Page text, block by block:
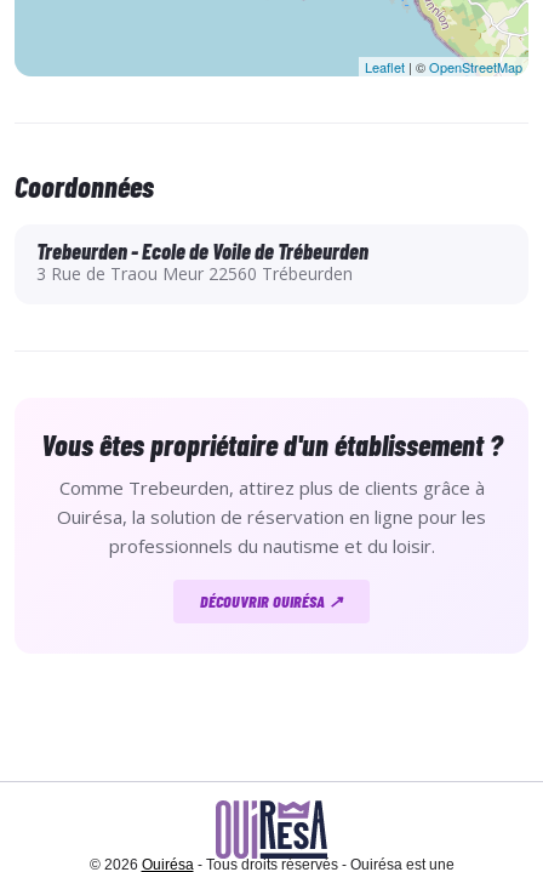
Leaflet | ©OpenStreetMap
Coordonnées
Trebeurden - Ecole de Voile de Trébeurden
3 Rue de Traou Meur 22560 Trébeurden
Vous êtes propriétaire d'un établissement ?
Comme Trebeurden, attirez plus de clients grâce à
Ouirésa, la solution de réservation en ligne pour les
professionnels du nautisme et du loisir.
DÉCOUVRIR OUIRÉSA ↗
© 2026 Ouirésa- Tous droits réservés - Ouirésa est une